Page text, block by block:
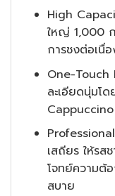
High
ใหญ่ 1,000
การชงต่อเนื่
One-Touch
ละเอียดนุ่มโ
เสถียร ให้ร
โจทย์ความต้
สบาย